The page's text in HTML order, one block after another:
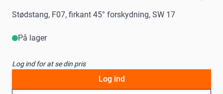
Stødstang, F07, firkant 45° forskydning, SW 17
På lager
Log ind for at se din pris
Log ind